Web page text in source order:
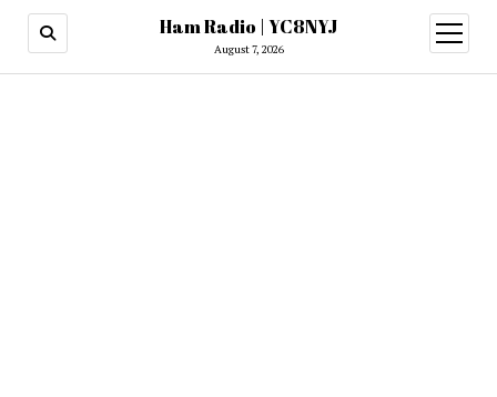
Ham Radio | YC8NYJ
August 7, 2026
open
menu